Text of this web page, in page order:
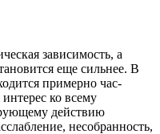
зависимость, а
еще сильнее. В
примерно час-
ко всему
действию
несобранность,